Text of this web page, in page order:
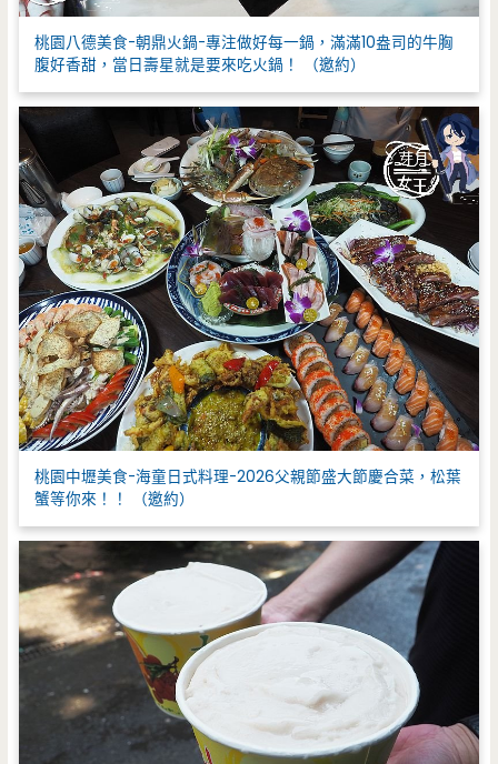
桃園八德美食-朝鼎火鍋-專注做好每一鍋，滿滿10盎司的牛胸
腹好香甜，當日壽星就是要來吃火鍋！ （邀約）
桃園中壢美食-海童日式料理-2026父親節盛大節慶合菜，松葉
蟹等你來！！ （邀約）